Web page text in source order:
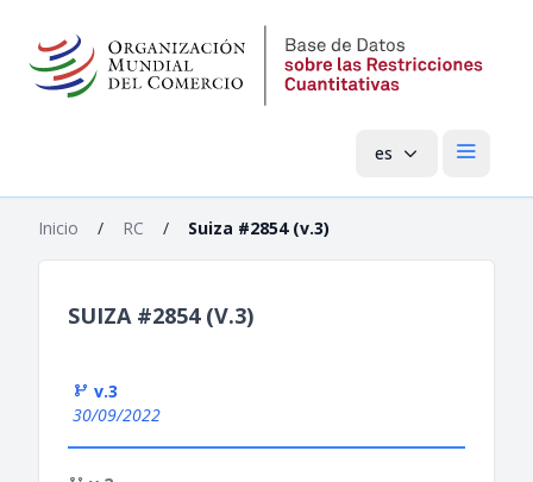
es Menú
Inicio / RC / Suiza #2854 (v.3)
SUIZA #2854 (V.3)
v.3
30/09/2022